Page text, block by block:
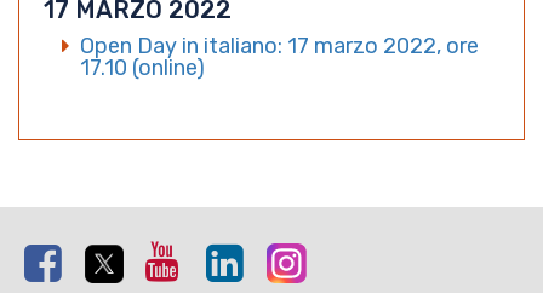
17 MARZO 2022
Open Day in italiano: 17 marzo 2022, ore
17.10 (online)
Facebook Twitter Youtube Linkedin